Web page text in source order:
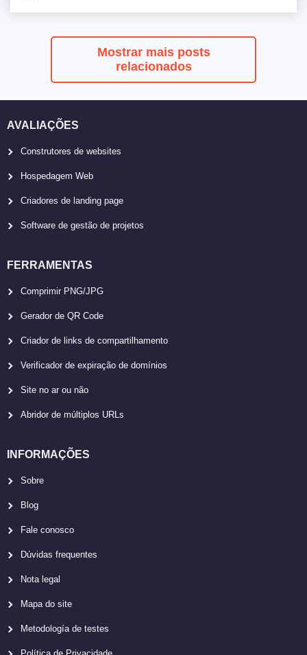
Mostrar mais posts
relacionados
AVALIAÇÕES
Construtores de websites
Hospedagem Web
Criadores de landing page
Software de gestão de projetos
FERRAMENTAS
Comprimir PNG/JPG
Gerador de QR Code
Criador de links de compartilhamento
Verificador de expiração de domínios
Site no ar ou não
Abridor de múltiplos URLs
INFORMAÇÕES
Sobre
Blog
Fale conosco
Dúvidas frequentes
Nota legal
Mapa do site
Metodología de testes